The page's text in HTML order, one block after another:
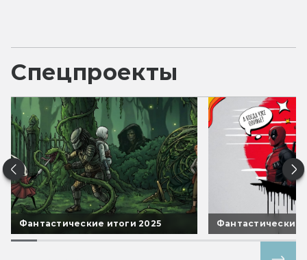
Спецпроекты
Фантастические итоги 2025 Фантастические